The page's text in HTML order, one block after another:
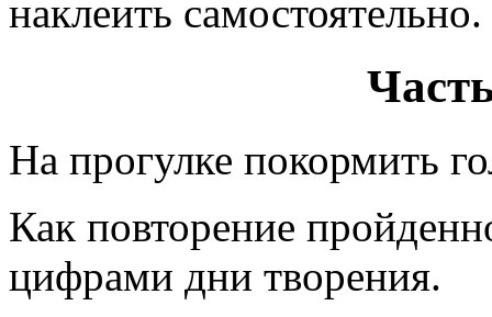
наклеить самостоятельно.
На прогулке покормить
Как повторение
цифрами дни творения.